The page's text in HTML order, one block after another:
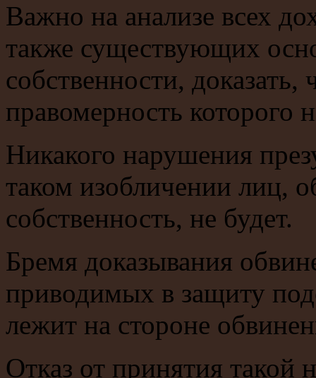
Важно на анализе всех
также существующих
собственности,
правомерность которого
Никакого нарушения
таком изобличении лиц,
собственность, не будет.
Бремя доказывания
приводимых в защиту
лежит на стороне
Отказ от принятия такой